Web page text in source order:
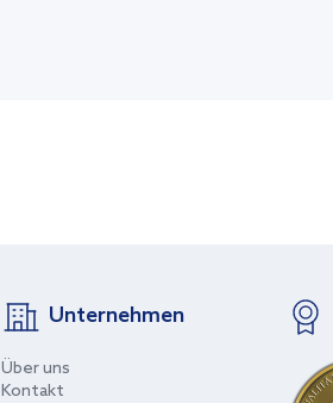
Unternehmen
Über uns
Kontakt